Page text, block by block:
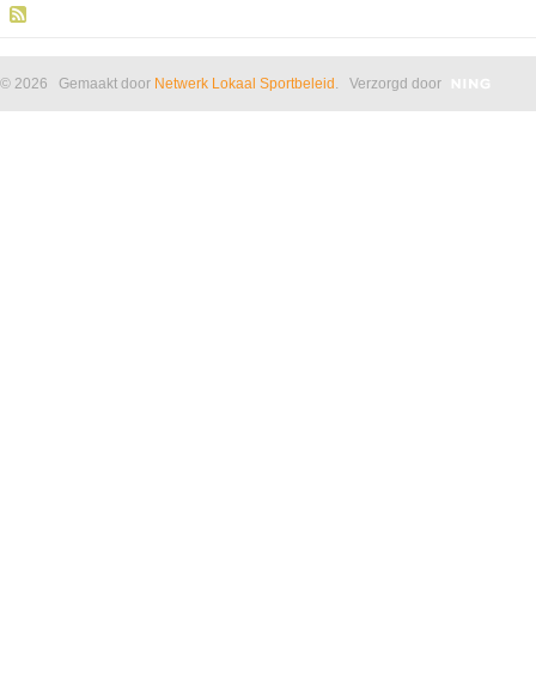
© 2026 Gemaakt door Netwerk Lokaal Sportbeleid . Verzorgd door